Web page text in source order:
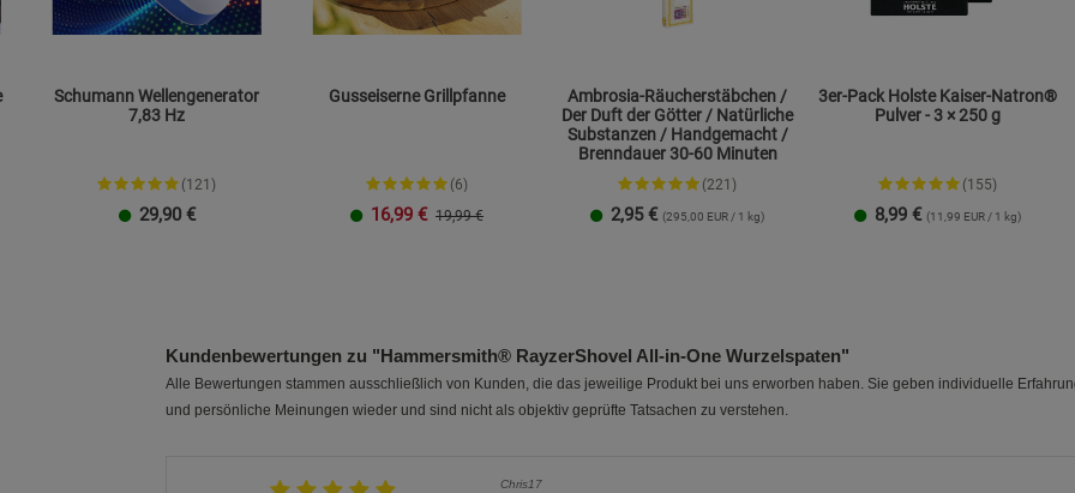
Schumann Wellengenerator
7,83 Hz
(121)
29,90 €
Gusseiserne Grillpfanne
(6)
16,99 € 19,99 €
Ambrosia-Räucherstäbchen /
Der Duft der Götter / Natürliche
Substanzen / Handgemacht /
Brenndauer 30-60 Minuten
(221)
2,95 € (295,00 EUR / 1 kg)
3er-Pack Holste Kaiser-Natron®
Pulver - 3 × 250 g
(155)
8,99 € (11,99 EUR / 1 kg)
Kundenbewertungen zu "Hammersmith® RayzerShovel All‑in‑One Wurzelspaten"
Alle Bewertungen stammen ausschließlich von Kunden, die das jeweilige Produkt bei uns erworben haben. Sie geben individuelle
und persönliche Meinungen wieder und sind nicht als objektiv geprüfte Tatsachen zu verstehen.
Chris17